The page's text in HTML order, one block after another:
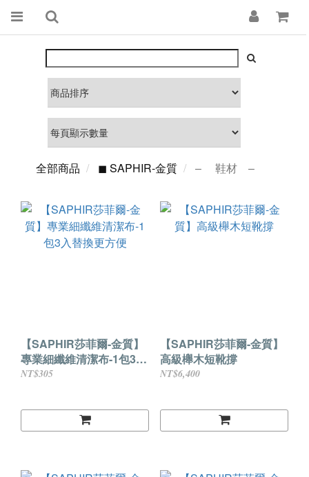
全部商品 ◼ SAPHIR-金質 – 鞋材 –
【SAPHIR莎菲爾-金質】
專業細纖維清潔布-1包3入
替換更方便
NT$305
【SAPHIR莎菲爾-金質】
高級櫸木短靴撐
NT$6,400